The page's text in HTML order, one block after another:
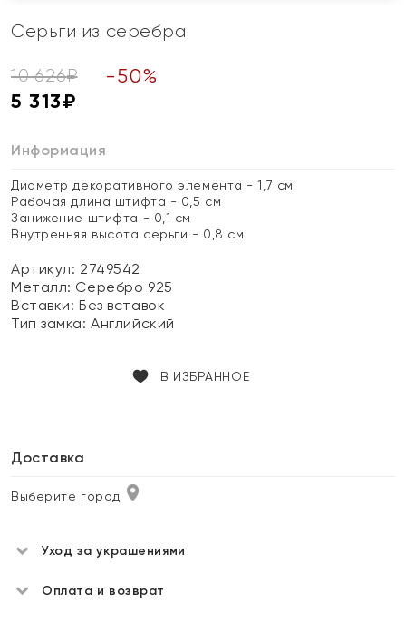
Серьги из серебра
10 626₽ -50%
5 313₽
Информация
Диаметр декоративного элемента - 1,7 см
Рабочая длина штифта - 0,5 см
Занижение штифта - 0,1 см
Внутренняя высота серьги - 0,8 см
Артикул: 2749542
Металл: Серебро 925
Вставки:Без вставок
Тип замка:Английский
В ИЗБРАННОЕ
Доставка
Выберите город
Уход за украшениями
Оплата и возврат